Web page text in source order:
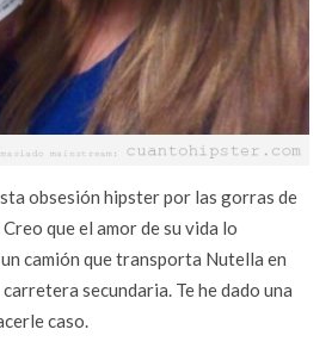
obsesión hipster por las gorras de
que el amor de su vida lo
camión que transporta Nutella en
secundaria. Te he dado una
caso.